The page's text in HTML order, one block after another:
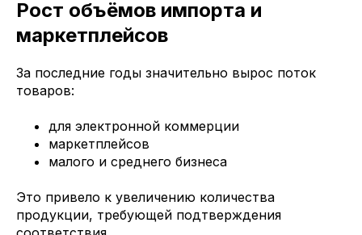
Рост объёмов импорта и
маркетплейсов
За последние годы значительно вырос поток
товаров:
для электронной коммерции
маркетплейсов
малого и среднего бизнеса
Это привело к увеличению количества
продукции, требующей подтверждения